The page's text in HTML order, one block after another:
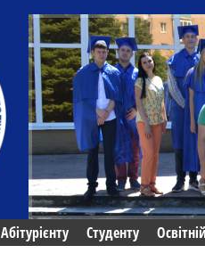
Абітурієнту Студенту